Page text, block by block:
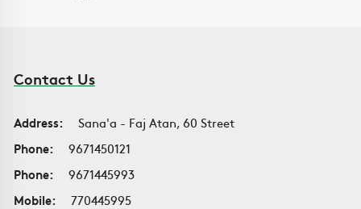
Contact Us
Address:
Sana'a - Faj Atan, 60 Street
Phone:
9671450121
Phone:
9671445993
Mobile:
770445995